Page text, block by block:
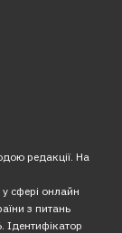
редакції. На
сфері онлайн
з питань